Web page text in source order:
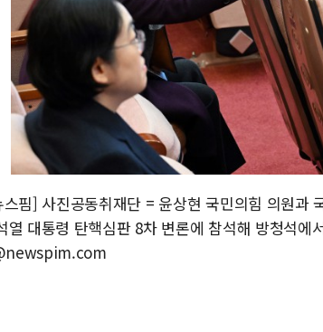
핌] 사진공동취재단 = 윤상현 국민의힘 의원과
열 대통령 탄핵심판 8차 변론에 참석해 방청석에